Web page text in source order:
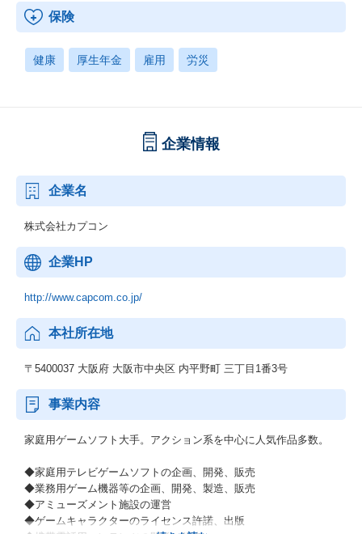
保険
健康 厚生年金 雇用 労災
企業情報
企業名
株式会社カプコン
企業HP
http://www.capcom.co.jp/
本社所在地
〒5400037 大阪府 大阪市中央区 内平野町 三丁目1番3号
事業内容
家庭用ゲームソフト大手。アクション系を中心に人気作品多数。
◆家庭用テレビゲームソフトの企画、開発、販売
◆業務用ゲーム機器等の企画、開発、製造、販売
◆アミューズメント施設の運営
◆ゲームキャラクターのライセンス許諾、出版